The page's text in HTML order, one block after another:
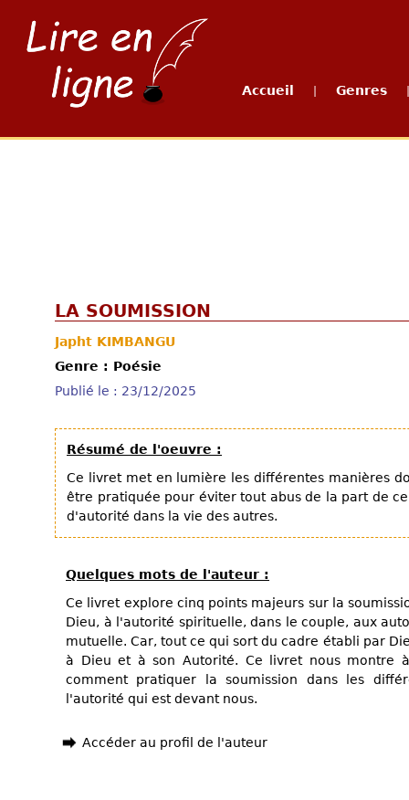
Accueil Genres
LA SOUMISSION
Japht KIMBANGU
Genre : Poésie
Publié le : 23/12/2025
Résumé de l'oeuvre :
Ce livret met en lumière les différentes manières
être pratiquée pour éviter tout abus de la part de
d'autorité dans la vie des autres.
Quelques mots de l'auteur :
Ce livret explore cinq points majeurs sur la
Dieu, à l'autorité spirituelle, dans le couple, aux
mutuelle. Car, tout ce qui sort du cadre établi par
à Dieu et à son Autorité. Ce livret nous montre
comment pratiquer la soumission dans les
l'autorité qui est devant nous.
Accéder au profil de l'auteur